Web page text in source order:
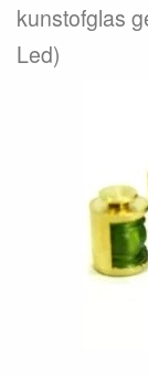
kunstofglas
Led)